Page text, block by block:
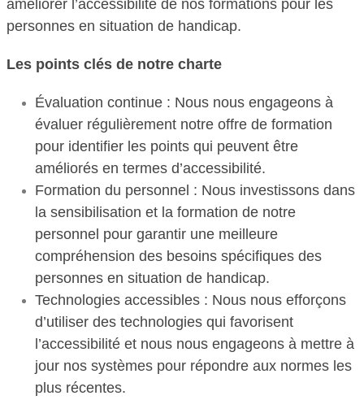
améliorer l’accessibilité de nos formations pour les
personnes en situation de handicap.
Les points clés de notre charte
Évaluation continue : Nous nous engageons à
évaluer régulièrement notre offre de formation
pour identifier les points qui peuvent être
améliorés en termes d’accessibilité.
Formation du personnel : Nous investissons dans
la sensibilisation et la formation de notre
personnel pour garantir une meilleure
compréhension des besoins spécifiques des
personnes en situation de handicap.
Technologies accessibles : Nous nous efforçons
d’utiliser des technologies qui favorisent
l’accessibilité et nous nous engageons à mettre à
jour nos systèmes pour répondre aux normes les
plus récentes.